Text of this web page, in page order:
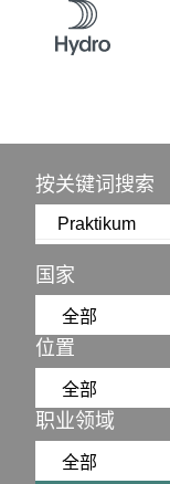
按关键词搜索
国家
位置
职业领域